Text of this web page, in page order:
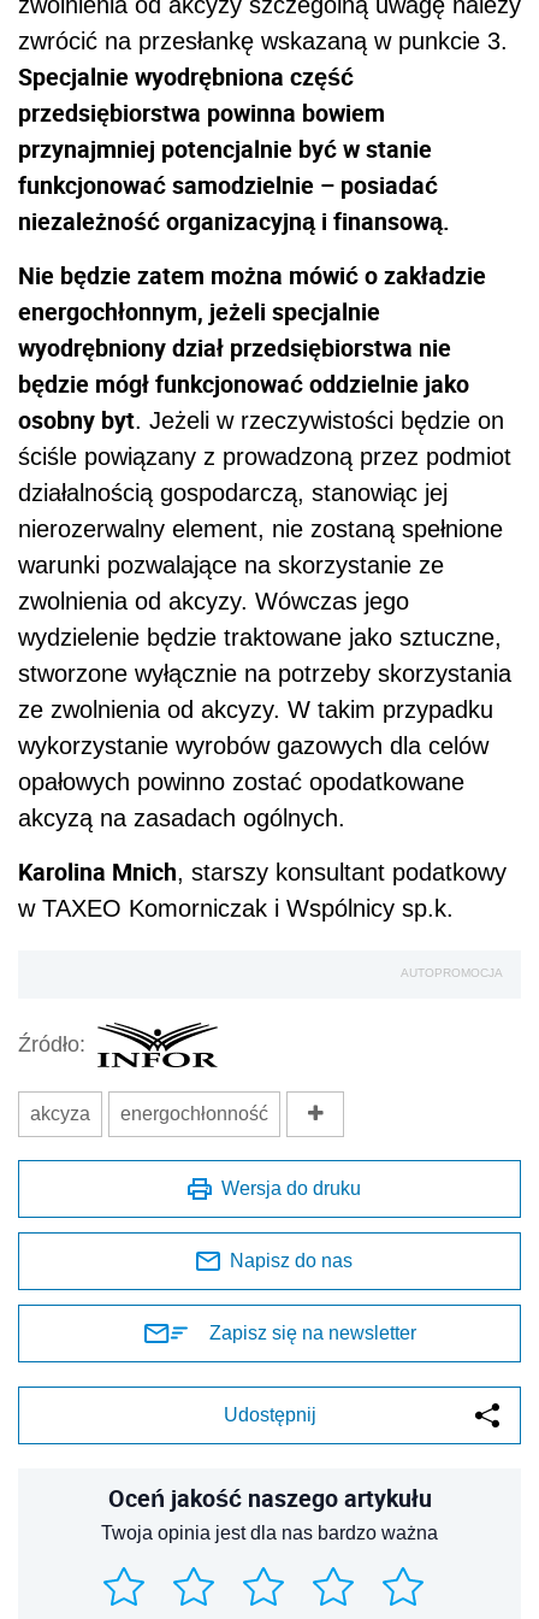
zwrócić na przesłankę wskazaną w punkcie 3.
Specjalnie wyodrębniona część
przedsiębiorstwa powinna bowiem
przynajmniej potencjalnie być w stanie
funkcjonować samodzielnie – posiadać
niezależność organizacyjną i finansową.
Nie będzie zatem można mówić o zakładzie
energochłonnym, jeżeli specjalnie
wyodrębniony dział przedsiębiorstwa nie
będzie mógł funkcjonować oddzielnie jako
osobny byt. Jeżeli w rzeczywistości będzie on
ściśle powiązany z prowadzoną przez podmiot
działalnością gospodarczą, stanowiąc jej
nierozerwalny element, nie zostaną spełnione
warunki pozwalające na skorzystanie ze
zwolnienia od akcyzy. Wówczas jego
wydzielenie będzie traktowane jako sztuczne,
stworzone wyłącznie na potrzeby skorzystania
ze zwolnienia od akcyzy. W takim przypadku
wykorzystanie wyrobów gazowych dla celów
opałowych powinno zostać opodatkowane
akcyzą na zasadach ogólnych.
Karolina Mnich, starszy konsultant podatkowy
w TAXEO Komorniczak i Wspólnicy sp.k.
AUTOPROMOCJA
Źródło:
akcyza energochłonność
Wersja do druku
Napisz do nas
Zapisz się na newsletter
Udostępnij
Oceń jakość naszego artykułu
Twoja opinia jest dla nas bardzo ważna